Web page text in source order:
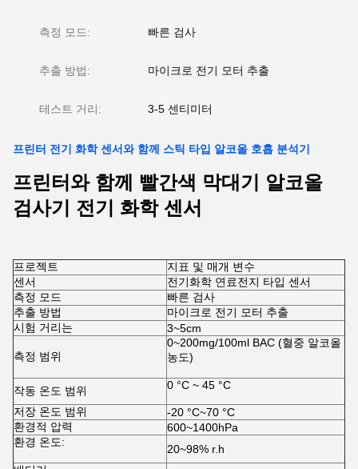
측정 모드: 빠른 검사
추출 방법: 마이크로 전기 모터 추출
테스트 거리: 3-5 센티미터
프린터 전기 화학 센서와 함께 스틱 타입 알코올 호흡 분석기
프린터와 함께 빨간색 막대기 알코올
검사기 전기 화학 센서
프로젝트
지표 및 매개 변수
센서
전기화학 연료전지 타입 센서
측정 모드
빠른 검사
추출 방법
마이크로 전기 모터 추출
시험 거리는
3~5cm
측정 범위
0~200mg/100ml BAC (혈중 알코올
농도)
작동 온도 범위 0 °C ~ 45 °C
저장 온도 범위
-20 °C~70 °C
환경적 압력
600~1400hPa
환경 온도:
20~98% r.h